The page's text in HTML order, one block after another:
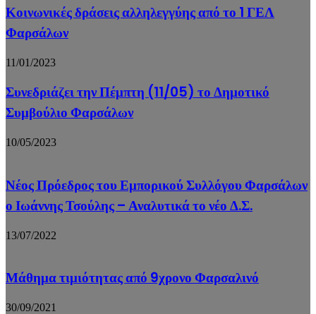
Κοινωνικές δράσεις αλληλεγγύης από το 1 ΓΕΛ
Φαρσάλων
11/01/2023
Συνεδριάζει την Πέμπτη (11/05) το Δημοτικό
Συμβούλιο Φαρσάλων
10/05/2023
Νέος Πρόεδρος του Εμπορικού Συλλόγου Φαρσάλων
ο Ιωάννης Τσούλης – Αναλυτικά το νέο Δ.Σ.
13/07/2022
Μάθημα τιμιότητας από 9χρονο Φαρσαλινό
30/09/2021